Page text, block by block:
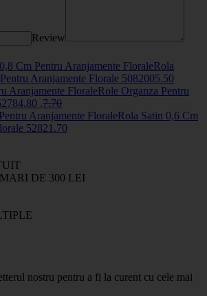
Review
Rola
Aranjamente Florale 5082005.50
Role Organza Pentru
4.80 ,7.70
Rola Satin 0,6 Cm
52821 .70
DE 300 LEI
nostru pentru a fi la curent cu cele mai